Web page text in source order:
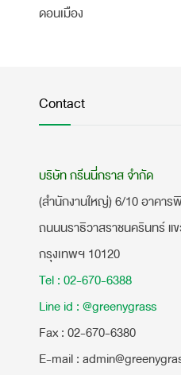
ดอนเมือง
Contact
บริษัท กรีนนี่กราส จำกัด
(สำนักงานใหญ่) 6/10 อาคา
ถนนนราธิวาสราชนครินทร์ แ
กรุงเทพฯ 10120
Tel : 02-670-6388
Line id : @greenygrass
​Fax : 02-670-6380
E-mail :